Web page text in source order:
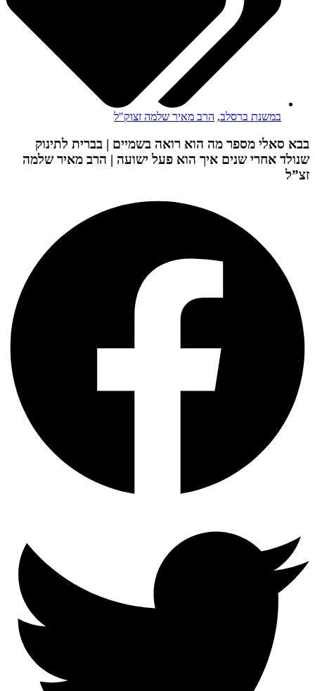
במשנת ברסלב, הרב מאיר שלמה זצוק"ל
בבא סאלי מספר מה הוא רואה בשמיים | בברית לתינוק
שנולד אחרי שנים איך הוא פעל ישועה | הרב מאיר שלמה
זצ”ל